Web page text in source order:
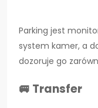
Parking jest
system kamer, a
dozoruje go
🚐 Transfer